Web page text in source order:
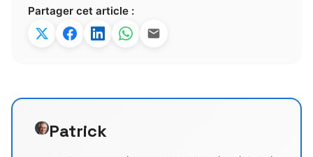
Partager cet article :
Patrick